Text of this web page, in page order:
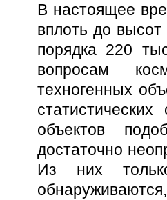
В настоящее
вплоть до
порядка 220
вопросам
техногенных
объектов
достаточно
Из них